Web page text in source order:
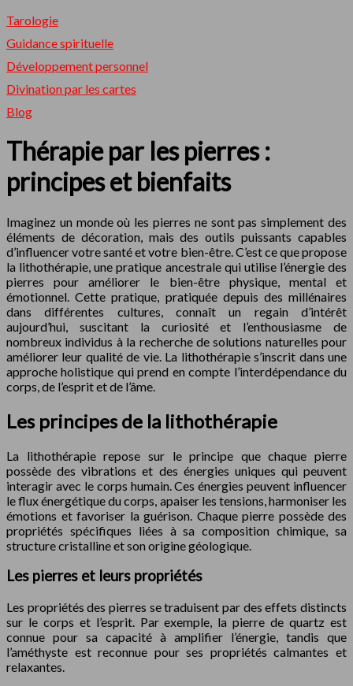
Tarologie
Guidance spirituelle
Développement personnel
Divination par les cartes
Blog
Thérapie par les pierres :
principes et bienfaits
Imaginez un monde où les pierres ne sont pas simplement des
éléments de décoration, mais des outils puissants capables
d’influencer votre santé et votre bien-être. C’est ce que propose
la lithothérapie, une pratique ancestrale qui utilise l’énergie des
pierres pour améliorer le bien-être physique, mental et
émotionnel. Cette pratique, pratiquée depuis des millénaires
dans différentes cultures, connaît un regain d’intérêt
aujourd’hui, suscitant la curiosité et l’enthousiasme de
nombreux individus à la recherche de solutions naturelles pour
améliorer leur qualité de vie. La lithothérapie s’inscrit dans une
approche holistique qui prend en compte l’interdépendance du
corps, de l’esprit et de l’âme.
Les principes de la lithothérapie
La lithothérapie repose sur le principe que chaque pierre
possède des vibrations et des énergies uniques qui peuvent
interagir avec le corps humain. Ces énergies peuvent influencer
le flux énergétique du corps, apaiser les tensions, harmoniser les
émotions et favoriser la guérison. Chaque pierre possède des
propriétés spécifiques liées à sa composition chimique, sa
structure cristalline et son origine géologique.
Les pierres et leurs propriétés
Les propriétés des pierres se traduisent par des effets distincts
sur le corps et l’esprit. Par exemple, la pierre de quartz est
connue pour sa capacité à amplifier l’énergie, tandis que
l’améthyste est reconnue pour ses propriétés calmantes et
relaxantes.